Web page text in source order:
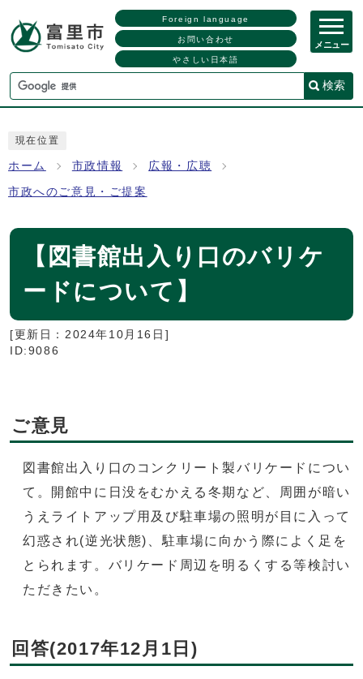
Foreign language
お問い合わせ
やさしい日本語
検索
メニュー
現在位置
ホーム 市政情報 広報・広聴
市政へのご意見・ご提案
【図書館出入り口のバリケ
ードについて】
[更新日： 2024年10月16日 ]
ID:9086
ご意見
図書館出入り口のコンクリート製バリケードについ
て。開館中に日没をむかえる冬期など、周囲が暗い
うえライトアップ用及び駐車場の照明が目に入って
幻惑され(逆光状態)、駐車場に向かう際によく足を
とられます。バリケード周辺を明るくする等検討い
ただきたい。
回答(2017年12月1日)